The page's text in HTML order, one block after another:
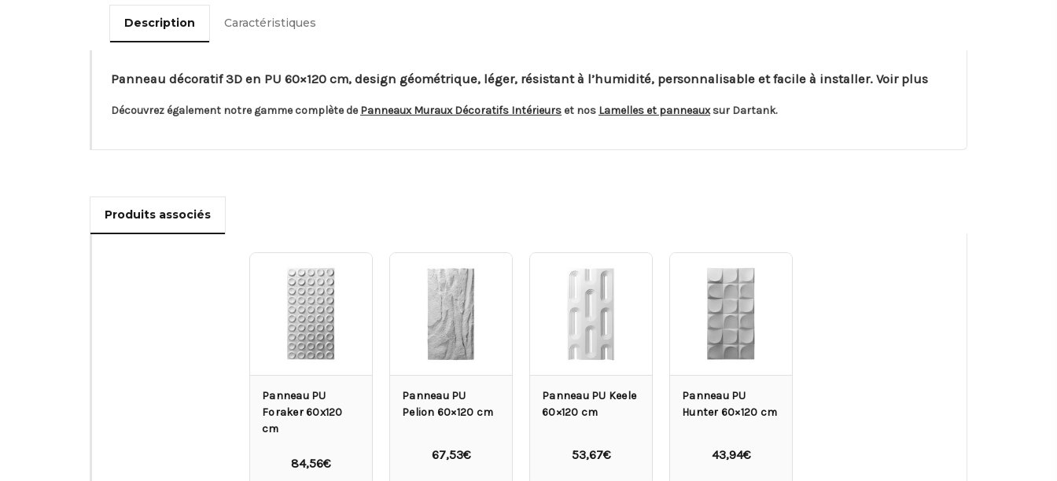
Description Caractéristiques
Panneau décoratif 3D en PU 60×120 cm, design géométrique, léger, résistant à l’humidité, personnalisable et facile à installer. Voir plus
Découvrez également notre gamme complète dePanneaux Muraux Décoratifs Intérieurs et nos Lamelles et panneauxsur Dartank.
Produits associés
Panneau PU
Foraker 60x120
cm
84,56€
Panneau PU
Pelion 60×120 cm
67,53€
Panneau PU Keele
60×120 cm
53,67€
Panneau PU
Hunter 60×120 cm
43,94€